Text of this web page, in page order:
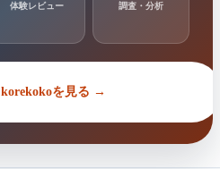
体験レビュー 調査・分析
korekokoを見る →